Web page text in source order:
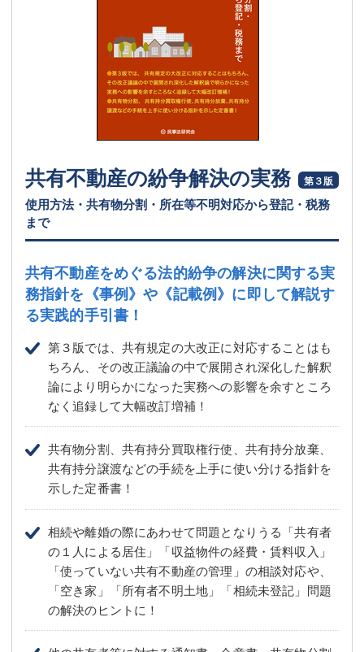
共有不動産の紛争解決の実務 第３版
使用方法・共有物分割・所在等不明対応から登記・税務
まで
共有不動産をめぐる法的紛争の解決に関する実
務指針を 《事例》や《記載例》に即して解説す
る実践的手引書！
第３版では、共有規定の大改正に対応することはも
ちろん、その改正議論の中で展開され深化した解釈
論により明らかになった実務への影響を余すところ
なく追録して大幅改訂増補！
共有物分割、共有持分買取権行使、共有持分放棄、
共有持分譲渡などの手続を上手に使い分ける指針を
示した定番書！
相続や離婚の際にあわせて問題となりうる「共有者
の１人による居住」「収益物件の経費・賃料収入」
「使っていない共有不動産の管理」の相談対応や、
「空き家」「所有者不明土地」「相続未登記」問題
の解決のヒントに！